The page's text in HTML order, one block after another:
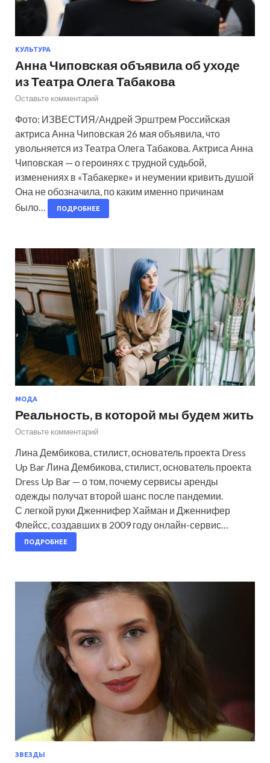
КУЛЬТУРА
Анна Чиповская объявила об уходе
из Театра Олега Табакова
Оставьте комментарий
Фото: ИЗВЕСТИЯ/Андрей Эрштрем Российская
актриса Анна Чиповская 26 мая объявила, что
увольняется из Театра Олега Табакова. Актриса Анна
Чиповская — о героинях с трудной судьбой,
изменениях в «Табакерке» и неумении кривить душой
Она не обозначила, по каким именно причинам
было…
ПОДРОБНЕЕ
МОДА
Реальность, в которой мы будем жить
Оставьте комментарий
Лина Дембикова, стилист, основатель проекта Dress
Up Bar Лина Дембикова, стилист, основатель проекта
Dress Up Bar — о том, почему сервисы аренды
одежды получат второй шанс после пандемии.
С легкой руки Дженнифер Хайман и Дженнифер
Флейсс, создавших в 2009 году онлайн-сервис…
ПОДРОБНЕЕ
ЗВЕЗДЫ